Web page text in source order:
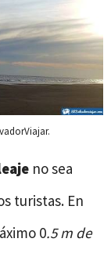
no sea
turistas. En
0.5 m de